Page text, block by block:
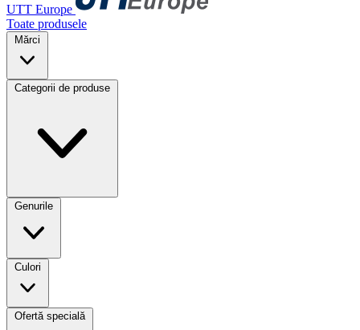
UTT Europe
Toate produsele
Mărci
Categorii de produse
Genurile
Culori
Ofertă specială